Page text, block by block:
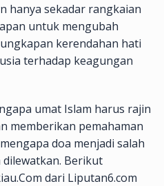
hanya sekadar rangkaian
untuk mengubah
kerendahan hati
terhadap keagungan
umat Islam harus rajin
memberikan pemahaman
doa menjadi salah
Berikut
dari Liputan6.com